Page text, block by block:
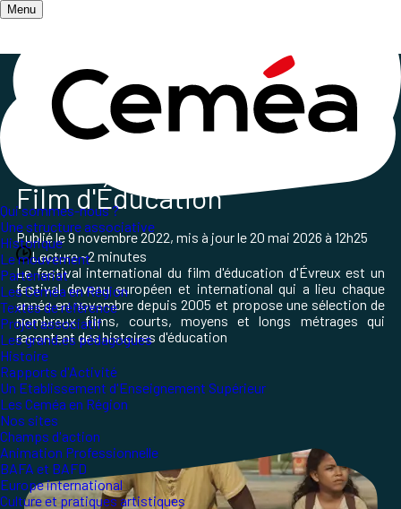
Menu
Qui sommes-nous ?
Une structure associative
Historique
Le mouvement
Partenariat
Les Ceméa en Région
Textes de référence
Projet associatif
Les grand.es pédagogues
Histoire
Rapports d'Activité
Un Etablissement d'Enseignement Supérieur
Les Ceméa en Région
Nos sites
Champs d'action
Animation Professionnelle
BAFA et BAFD
Europe international
Culture et pratiques artistiques
Accueil/
Les champs d'action
Culture et pratiques artistiques Le Fife
Film d'Éducation
Publié le9 novembre 2022, mis à jour le20 mai 2026 à 12h25
Lecture ~2 minutes
Le festival international du film d'éducation d'Évreux est un
festival devenu européen et international qui a lieu chaque
année en novembre depuis 2005 et propose une sélection de
nombreux films, courts, moyens et longs métrages qui
racontent des histoires d'éducation